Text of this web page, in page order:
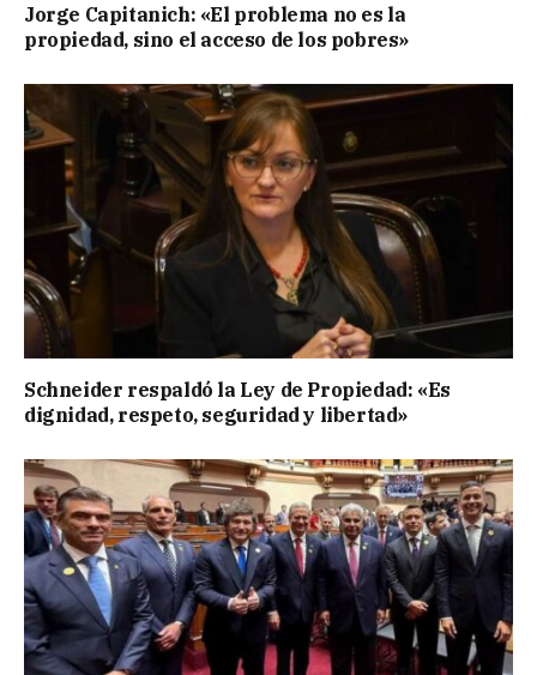
Jorge Capitanich: «El problema no es la
propiedad, sino el acceso de los pobres»
Schneider respaldó la Ley de Propiedad: «Es
dignidad, respeto, seguridad y libertad»